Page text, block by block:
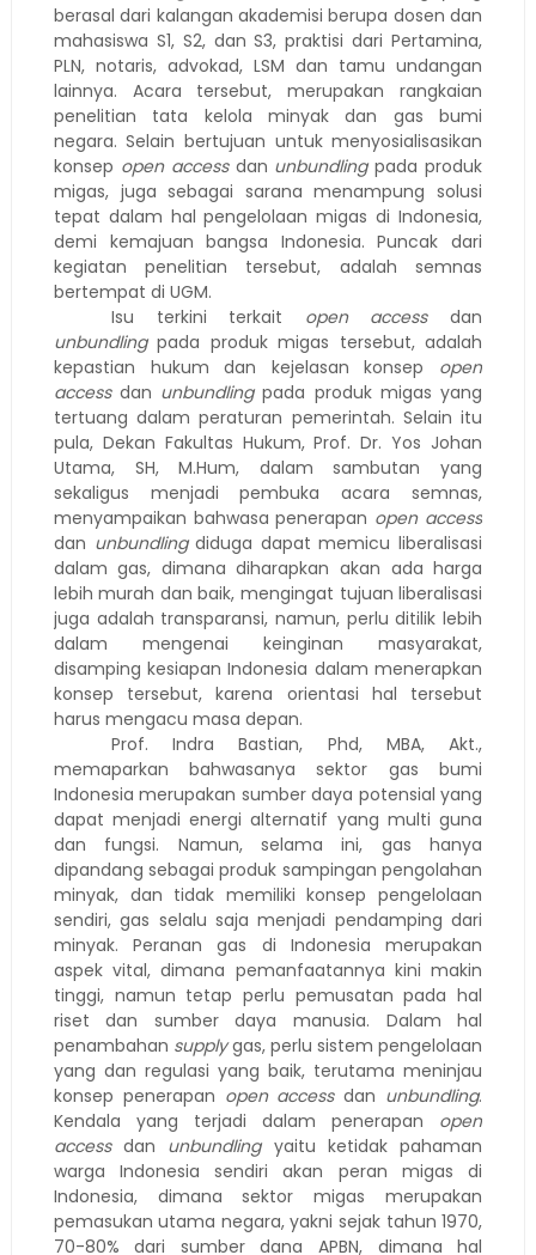
berasal dari kalangan akademisi berupa dosen dan
mahasiswa S1, S2, dan S3, praktisi dari Pertamina,
PLN, notaris, advokad, LSM dan tamu undangan
lainnya. Acara tersebut, merupakan rangkaian
penelitian tata kelola minyak dan gas bumi
negara. Selain bertujuan untuk menyosialisasikan
konsep open accessdan unbundlingpada produk
migas, juga sebagai sarana menampung solusi
tepat dalam hal pengelolaan migas di Indonesia,
demi kemajuan bangsa Indonesia. Puncak dari
kegiatan penelitian tersebut, adalah semnas
bertempat di UGM.
Isu terkini terkait open accessdan
unbundlingpada produk migas tersebut, adalah
kepastian hukum dan kejelasan konsep open
accessdan unbundlingpada produk migas yang
tertuang dalam peraturan pemerintah. Selain itu
pula, Dekan Fakultas Hukum, Prof. Dr. Yos Johan
Utama, SH, M.Hum, dalam sambutan yang
sekaligus menjadi pembuka acara semnas,
menyampaikan bahwasa penerapan open access
dan unbundlingdiduga dapat memicu liberalisasi
dalam gas, dimana diharapkan akan ada harga
lebih murah dan baik, mengingat tujuan liberalisasi
juga adalah transparansi, namun, perlu ditilik lebih
dalam mengenai keinginan masyarakat,
disamping kesiapan Indonesia dalam menerapkan
konsep tersebut, karena orientasi hal tersebut
harus mengacu masa depan.
Prof. Indra Bastian, Phd, MBA, Akt.,
memaparkan bahwasanya sektor gas bumi
Indonesia merupakan sumber daya potensial yang
dapat menjadi energi alternatif yang multi guna
dan fungsi. Namun, selama ini, gas hanya
dipandang sebagai produk sampingan pengolahan
minyak, dan tidak memiliki konsep pengelolaan
sendiri, gas selalu saja menjadi pendamping dari
minyak. Peranan gas di Indonesia merupakan
aspek vital, dimana pemanfaatannya kini makin
tinggi, namun tetap perlu pemusatan pada hal
riset dan sumber daya manusia. Dalam hal
penambahan supplygas, perlu sistem pengelolaan
yang dan regulasi yang baik, terutama meninjau
konsep penerapan open accessdan unbundling.
Kendala yang terjadi dalam penerapan open
accessdan unbundlingyaitu ketidak pahaman
warga Indonesia sendiri akan peran migas di
Indonesia, dimana sektor migas merupakan
pemasukan utama negara, yakni sejak tahun 1970,
70-80% dari sumber dana APBN, dimana hal